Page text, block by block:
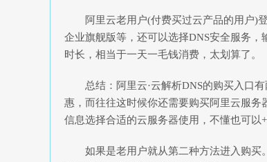
阿里云老用户(付费买过云产品的用户)登
企业旗舰版等，还可以选择DNS安全服务
时长，相当于一天一毛钱消费，太划算了。
总结：阿里云·云解析DNS的购买入口有
惠，而往往这时候你还需要购买阿里云服
信息选择合适的云服务器使用，不懂也可以
如果是老用户就从第二种方法进入购买